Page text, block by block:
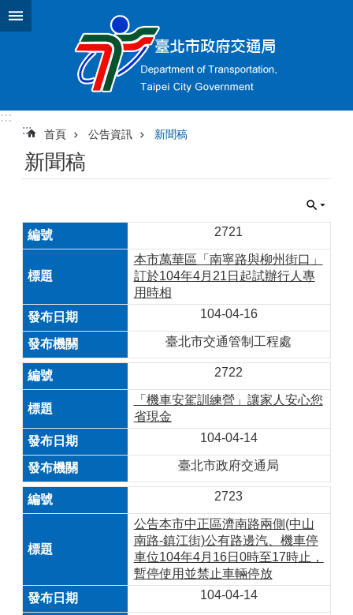
跳到主要內容區塊
:::
:::
首頁 公告資訊 新聞稿
新聞稿
2721
本市萬華區「南寧路與柳州街口」
訂於104年4月21日起試辦行人專
用時相
104-04-16
臺北市交通管制工程處
2722
「機車安駕訓練營」讓家人安心您
省現金
104-04-14
臺北市政府交通局
2723
公告本市中正區濟南路兩側(中山
南路-鎮江街)公有路邊汽、機車停
車位104年4月16日0時至17時止，
暫停使用並禁止車輛停放
104-04-14